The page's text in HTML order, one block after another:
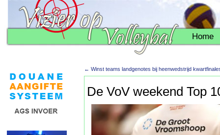
Home
← Winst teams landgenotes bij heenwedstrijd
De VoV weekend Top